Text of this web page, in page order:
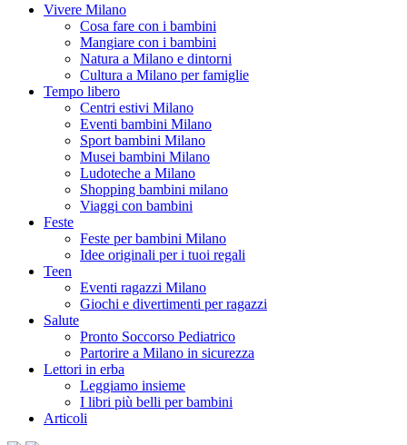
Vivere Milano
Cosa fare con i bambini
Mangiare con i bambini
Natura a Milano e dintorni
Cultura a Milano per famiglie
Tempo libero
Centri estivi Milano
Eventi bambini Milano
Sport bambini Milano
Musei bambini Milano
Ludoteche a Milano
Shopping bambini milano
Viaggi con bambini
Feste
Feste per bambini Milano
Idee originali per i tuoi regali
Teen
Eventi ragazzi Milano
Giochi e divertimenti per ragazzi
Salute
Pronto Soccorso Pediatrico
Partorire a Milano in sicurezza
Lettori in erba
Leggiamo insieme
I libri più belli per bambini
Articoli